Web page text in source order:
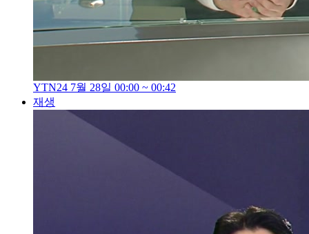
YTN24 7월 28일 00:00 ~ 00:42
재생